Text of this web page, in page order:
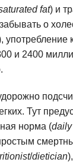
fat) и
о
употребление
и 2400
Тут
норма (
/dietician